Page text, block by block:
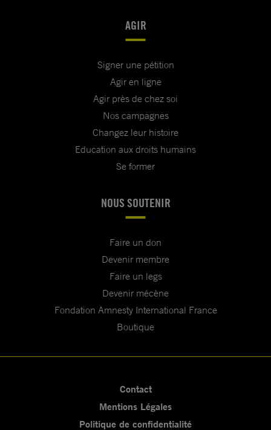
AGIR
Signer une pétition
Agir en ligne
Agir près de chez soi
Nos campagnes
Changez leur histoire
Education aux droits humains
Se former
NOUS SOUTENIR
Faire un don
Devenir membre
Faire un legs
Devenir mécène
Fondation Amnesty International France
Boutique
Contact
Mentions Légales
Politique de confidentialité